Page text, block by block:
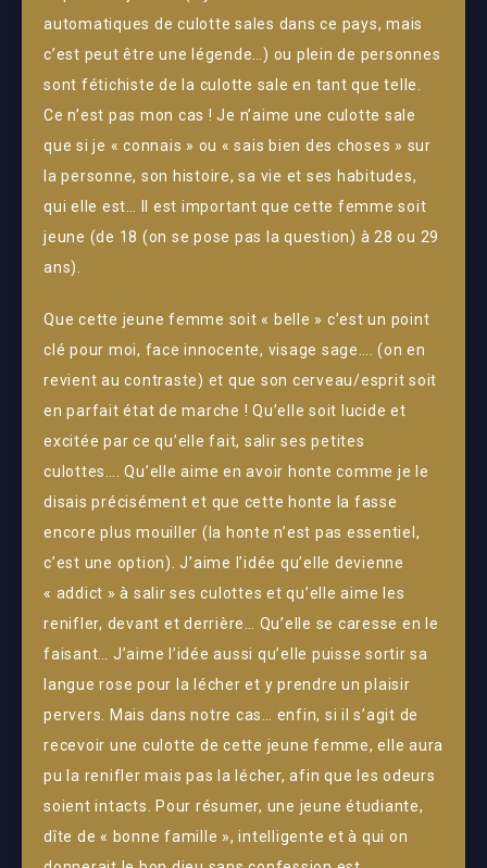
automatiques de culotte sales dans ce pays, mais
c’est peut être une légende…) ou plein de personnes
sont fétichiste de la culotte sale en tant que telle.
Ce n’est pas mon cas ! Je n’aime une culotte sale
que si je « connais » ou « sais bien des choses » sur
la personne, son histoire, sa vie et ses habitudes,
qui elle est… Il est important que cette femme soit
jeune (de 18 (on se pose pas la question) à 28 ou 29
ans).
Que cette jeune femme soit « belle » c’est un point
clé pour moi, face innocente, visage sage…. (on en
revient au contraste) et que son cerveau/esprit soit
en parfait état de marche ! Qu’elle soit lucide et
excitée par ce qu’elle fait, salir ses petites
culottes…. Qu’elle aime en avoir honte comme je le
disais précisément et que cette honte la fasse
encore plus mouiller (la honte n’est pas essentiel,
c’est une option). J’aime l’idée qu’elle devienne
« addict » à salir ses culottes et qu’elle aime les
renifler, devant et derrière… Qu’elle se caresse en le
faisant… J’aime l’idée aussi qu’elle puisse sortir sa
langue rose pour la lécher et y prendre un plaisir
pervers. Mais dans notre cas… enfin, si il s’agit de
recevoir une culotte de cette jeune femme, elle aura
pu la renifler mais pas la lécher, afin que les odeurs
soient intacts. Pour résumer, une jeune étudiante,
dîte de « bonne famille », intelligente et à qui on